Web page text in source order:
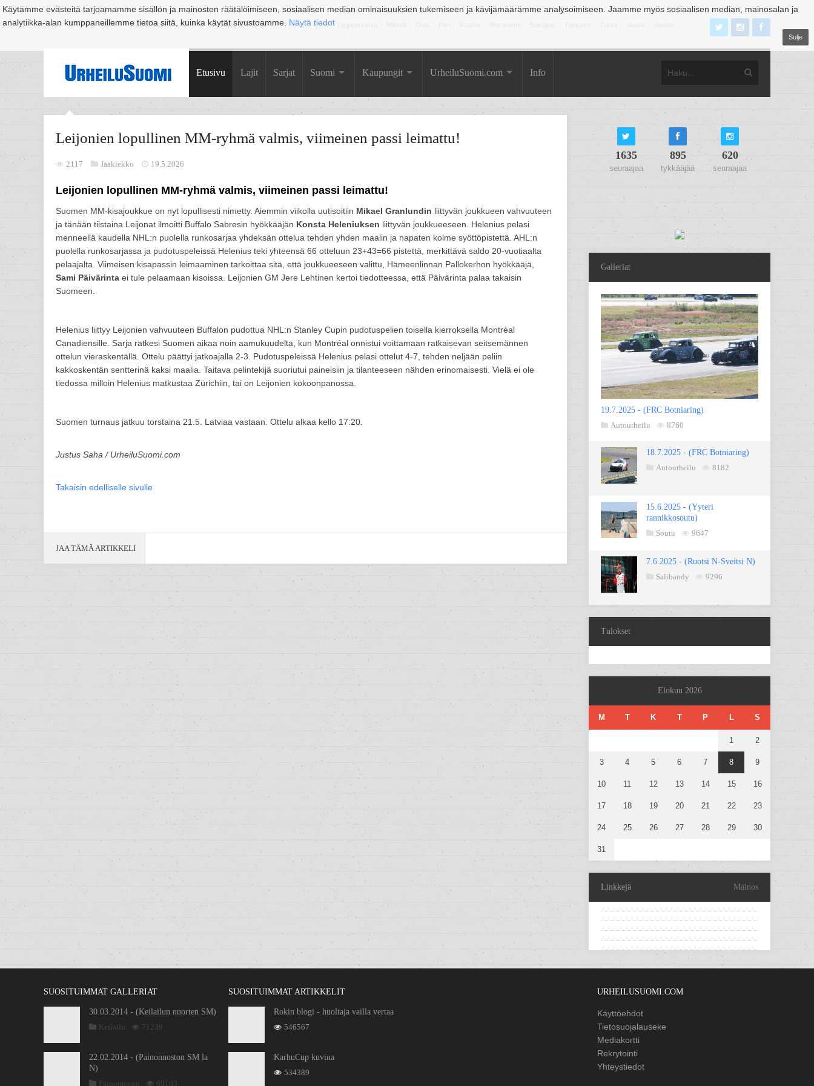
Käytämme evästeitä tarjoamamme sisällön ja mainosten räätälöimiseen, sosiaalisen median ominaisuuksien tukemiseen ja kävijämäärämme analysoimiseen. Jaamme myös sosiaalisen median, mainosalan ja
analytiikka-alan kumppaneillemme tietoa siitä, kuinka käytät sivustoamme. Näytä tiedot
Sulje
Suomi Espoo Helsinki Hämeenlinna Joensuu Jyväskylä Kouvola Kuopio Lahti
Etusivu Lajit Sarjat Suomi Kaupungit UrheiluSuomi.com Info
Leijonien lopullinen MM-ryhmä valmis, viimeinen passi leimattu!
2117 Jääkiekko 19.5.2026
Leijonien lopullinen MM-ryhmä valmis, viimeinen passi leimattu!
Suomen MM-kisajoukkue on nyt lopullisesti nimetty. Aiemmin viikolla uutisoitiin Mikael Granlundin liittyvän joukkueen vahvuuteen
ja tänään tiistaina Leijonat ilmoitti Buffalo Sabresin hyökkääjän Konsta Heleniuksen liittyvän joukkueeseen. Helenius pelasi
menneellä kaudella NHL:n puolella runkosarjaa yhdeksän ottelua tehden yhden maalin ja napaten kolme syöttöpistettä. AHL:n
puolella runkosarjassa ja pudotuspeleissä Helenius teki yhteensä 66 otteluun 23+43=66 pistettä, merkittävä saldo 20-vuotiaalta
pelaajalta. Viimeisen kisapassin leimaaminen tarkoittaa sitä, että joukkueeseen valittu, Hämeenlinnan Pallokerhon hyökkääjä,
Sami Päivärinta ei tule pelaamaan kisoissa. Leijonien GM Jere Lehtinen kertoi tiedotteessa, että Päivärinta palaa takaisin
Suomeen.
Helenius liittyy Leijonien vahvuuteen Buffalon pudottua NHL:n Stanley Cupin pudotuspelien toisella kierroksella Montréal
Canadiensille. Sarja ratkesi Suomen aikaa noin aamukuudelta, kun Montréal onnistui voittamaan ratkaisevan seitsemännen
ottelun vieraskentällä. Ottelu päättyi jatkoajalla 2-3. Pudotuspeleissä Helenius pelasi ottelut 4-7, tehden neljään peliin
kakkoskentän sentterinä kaksi maalia. Taitava pelintekijä suoriutui paineisiin ja tilanteeseen nähden erinomaisesti. Vielä ei ole
tiedossa milloin Helenius matkustaa Zürichiin, tai on Leijonien kokoonpanossa.
Suomen turnaus jatkuu torstaina 21.5. Latviaa vastaan. Ottelu alkaa kello 17:20.
Justus Saha / UrheiluSuomi.com
Takaisin edelliselle sivulle
JAA TÄMÄ ARTIKKELI
1635
seuraajaa
895
tykkääjää
620
seuraajaa
Galleriat
19.7.2025 - (FRC Botniaring)
Autourheilu
8760
18.7.2025 - (FRC Botniaring)
Autourheilu
8182
15.6.2025 - (Yyteri
rannikkosoutu)
Soutu
9647
7.6.2025 - (Ruotsi N-Sveitsi N)
Salibandy
9296
Tulokset
Elokuu 2026
M T K T P L S
1 2
3 4 5 6 7 8 9
10 11 12 13 14 15 16
17 18 19 20 21 22 23
24 25 26 27 28 29 30
31
Linkkejä Mainos
SUOSITUIMMAT GALLERIAT
30.03.2014 - (Keilailun nuorten SM)
Keilailu
71239
22.02.2014 - (Painonnoston SM la
N)
Painonnosto
69103
SUOSITUIMMAT ARTIKKELIT
Rokin blogi - huoltaja vailla vertaa
546567
KarhuCup kuvina
534389
URHEILUSUOMI.COM
Käyttöehdot
Tietosuojalauseke
Mediakortti
Rekrytointi
Yhteystiedot